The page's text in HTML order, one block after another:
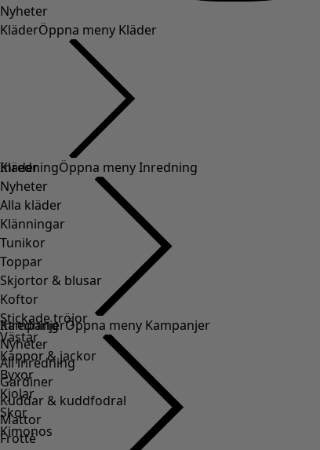
Nyheter
KläderÖppna meny Kläder
Kläder
Nyheter
Alla kläder
Klänningar
Tunikor
Toppar
Skjortor & blusar
Koftor
Stickade tröjor
Västar
Kappor & jackor
Byxor
Kjolar
Skor
Kimonos
InredningÖppna meny Inredning
Inredning
Nyheter
All inredning
Gardiner
Kuddar & kuddfodral
Mattor
Frotté
KampanjerÖppna meny Kampanjer